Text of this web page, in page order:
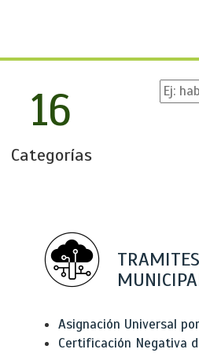
16
Categorías
Asignación Universal
Certificación Negativa